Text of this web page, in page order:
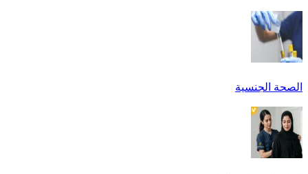
الصحة الجنسية